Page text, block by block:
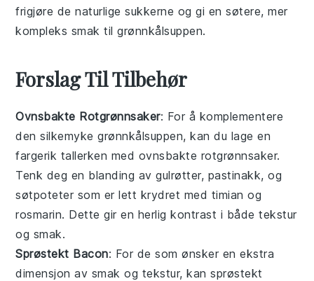
frigjøre de naturlige sukkerne og gi en søtere, mer
kompleks smak tilgrønnkålsuppen.
Forslag Til Tilbehør
Ovnsbakte Rotgrønnsaker: For å komplementere
den silkemykegrønnkålsuppen, kan du lage en
fargerik tallerken med ovnsbakte rotgrønnsaker.
Tenk deg en blanding avgulrøtter, pastinakk, og
søtpoteter som er lett krydret med timian og
rosmarin. Dette gir en herlig kontrast i både tekstur
og smak.
Sprøstekt Bacon: For de som ønsker en ekstra
dimensjon av smak og tekstur, kan sprøstekt